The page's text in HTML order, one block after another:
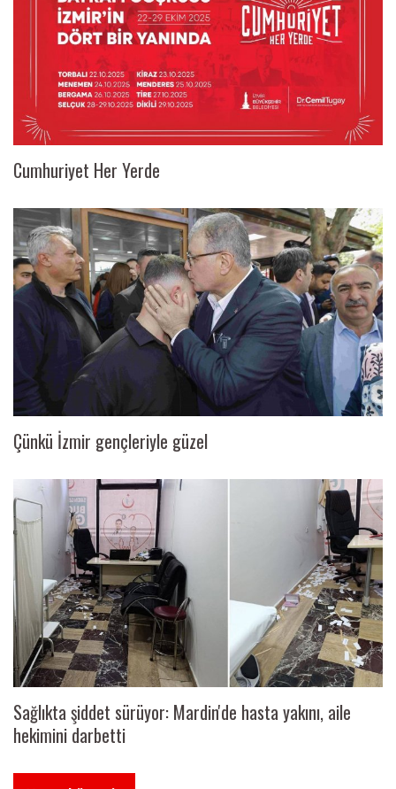
Cumhuriyet Her Yerde
Çünkü İzmir gençleriyle güzel
Sağlıkta şiddet sürüyor: Mardin'de hasta yakını, aile
hekimini darbetti